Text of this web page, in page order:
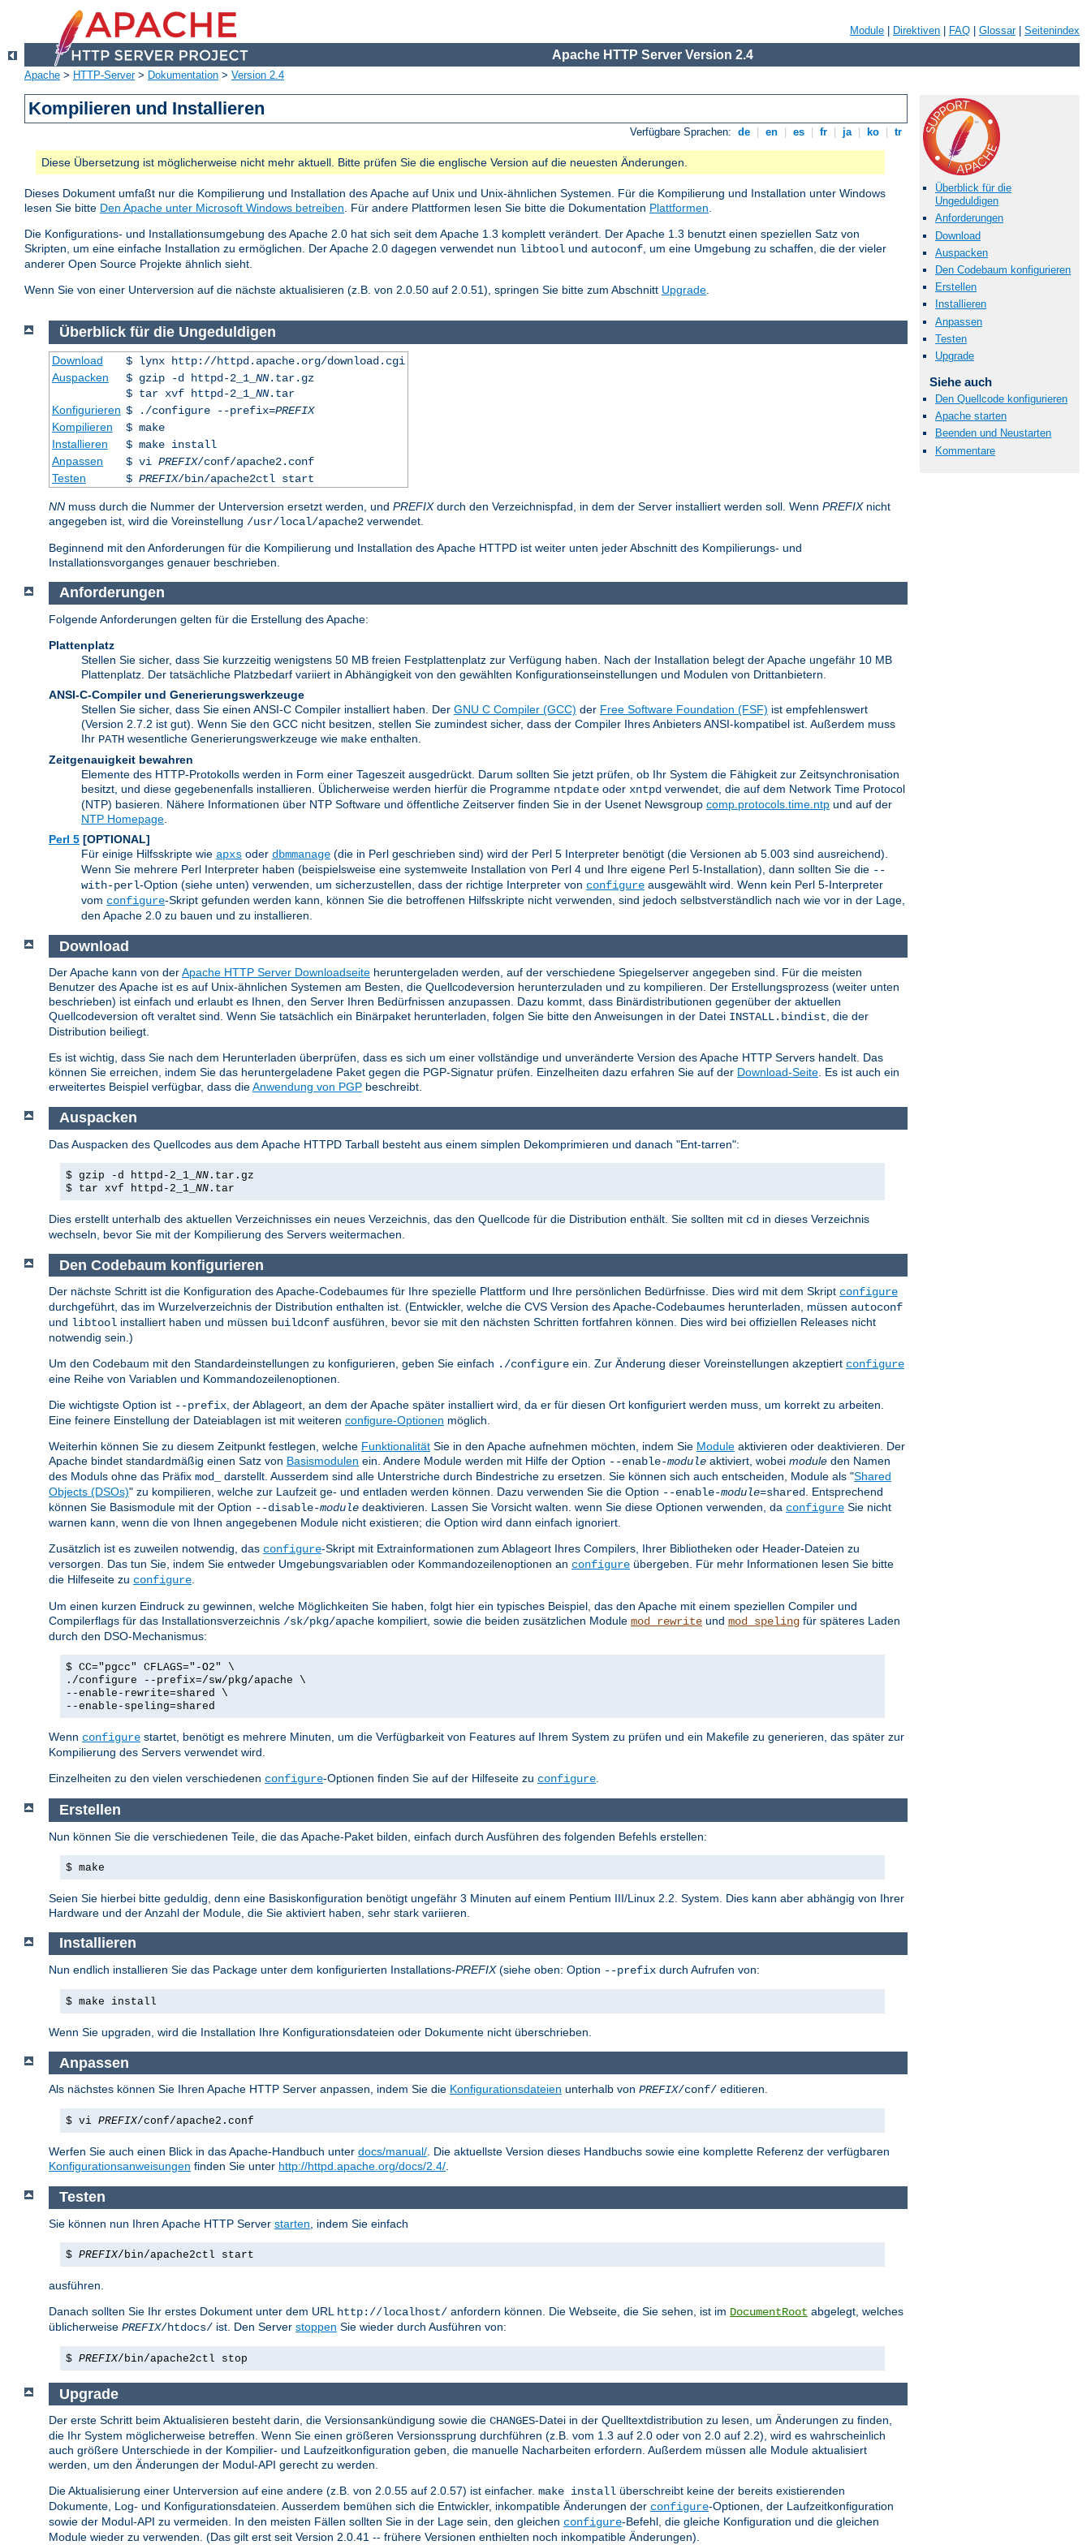
Module Direktiven FAQ Glossar| Seitenindex
Apache HTTP Server Version 2.4
Apache > HTTP-Server> Dokumentation > Version 2.4
Kompilieren und Installieren
Verfügbare Sprachen: de en es fr ja ko tr
Diese Übersetzung ist möglicherweise nicht mehr aktuell. Bitte prüfen Sie die englische Version auf die neuesten Änderungen.
Dieses Dokument umfaßt nur die Kompilierung und Installation des Apache auf Unix und Unix-ähnlichen Systemen. Für die Kompilierung und Installation unter Windows
lesen Sie bitte Den Apache unter Microsoft Windows betreiben. Für andere Plattformen lesen Sie bitte die Dokumentation Plattformen.
Die Konfigurations- und Installationsumgebung des Apache 2.0 hat sich seit dem Apache 1.3 komplett verändert. Der Apache 1.3 benutzt einen speziellen Satz von
Skripten, um eine einfache Installation zu ermöglichen. Der Apache 2.0 dagegen verwendet nun libtool und autoconf, um eine Umgebung zu schaffen, die der vieler
anderer Open Source Projekte ähnlich sieht.
Wenn Sie von einer Unterversion auf die nächste aktualisieren (z.B. von 2.0.50 auf 2.0.51), springen Sie bitte zum Abschnitt Upgrade.
Überblick für die
Ungeduldigen
Anforderungen
Download
Auspacken
Den Codebaum konfigurieren
Erstellen
Installieren
Anpassen
Testen
Upgrade
Siehe auch
Den Quellcode konfigurieren
Apache starten
Beenden und Neustarten
Kommentare
Überblick für die Ungeduldigen
Download
$ lynx http://httpd.apache.org/download.cgi
Auspacken
$ gzip -d httpd-2_1_ NN.tar.gz
$ tar xvf httpd-2_1_ NN.tar
Konfigurieren $ ./configure --prefix=PREFIX
Kompilieren
$ make
Installieren
$ make install
Anpassen
$ vi PREFIX/conf/apache2.conf
Testen
$ PREFIX/bin/apache2ctl start
NN muss durch die Nummer der Unterversion ersetzt werden, und PREFIXdurch den Verzeichnispfad, in dem der Server installiert werden soll. Wenn PREFIXnicht
angegeben ist, wird die Voreinstellung /usr/local/apache2 verwendet.
Beginnend mit den Anforderungen für die Kompilierung und Installation des Apache HTTPD ist weiter unten jeder Abschnitt des Kompilierungs- und
Installationsvorganges genauer beschrieben.
Anforderungen
Folgende Anforderungen gelten für die Erstellung des Apache:
Plattenplatz
Stellen Sie sicher, dass Sie kurzzeitig wenigstens 50 MB freien Festplattenplatz zur Verfügung haben. Nach der Installation belegt der Apache ungefähr 10 MB
Plattenplatz. Der tatsächliche Platzbedarf variiert in Abhängigkeit von den gewählten Konfigurationseinstellungen und Modulen von Drittanbietern.
ANSI-C-Compiler und Generierungswerkzeuge
Stellen Sie sicher, dass Sie einen ANSI-C Compiler installiert haben. Der GNU C Compiler (GCC) der Free Software Foundation (FSF) ist empfehlenswert
(Version 2.7.2 ist gut). Wenn Sie den GCC nicht besitzen, stellen Sie zumindest sicher, dass der Compiler Ihres Anbieters ANSI-kompatibel ist. Außerdem muss
Ihr PATH wesentliche Generierungswerkzeuge wie make enthalten.
Zeitgenauigkeit bewahren
Elemente des HTTP-Protokolls werden in Form einer Tageszeit ausgedrückt. Darum sollten Sie jetzt prüfen, ob Ihr System die Fähigkeit zur Zeitsynchronisation
besitzt, und diese gegebenenfalls installieren. Üblicherweise werden hierfür die Programme ntpdate oder xntpd verwendet, die auf dem Network Time Protocol
(NTP) basieren. Nähere Informationen über NTP Software und öffentliche Zeitserver finden Sie in der Usenet Newsgroup comp.protocols.time.ntp und auf der
NTP Homepage
Perl 5 [OPTIONAL]
Für einige Hilfsskripte wie apxs oder dbmmanage (die in Perl geschrieben sind) wird der Perl 5 Interpreter benötigt (die Versionen ab 5.003 sind ausreichend).
Wenn Sie mehrere Perl Interpreter haben (beispielsweise eine systemweite Installation von Perl 4 und Ihre eigene Perl 5-Installation), dann sollten Sie die --
with-perl-Option (siehe unten) verwenden, um sicherzustellen, dass der richtige Interpreter von configure ausgewählt wird. Wenn kein Perl 5-Interpreter
vom configure-Skript gefunden werden kann, können Sie die betroffenen Hilfsskripte nicht verwenden, sind jedoch selbstverständlich nach wie vor in der Lage,
den Apache 2.0 zu bauen und zu installieren.
Download
Der Apache kann von derApache HTTP Server Downloadseite heruntergeladen werden, auf der verschiedene Spiegelserver angegeben sind. Für die meisten
Benutzer des Apache ist es auf Unix-ähnlichen Systemen am Besten, die Quellcodeversion herunterzuladen und zu kompilieren. Der Erstellungsprozess (weiter unten
beschrieben) ist einfach und erlaubt es Ihnen, den Server Ihren Bedürfnissen anzupassen. Dazu kommt, dass Binärdistributionen gegenüber der aktuellen
Quellcodeversion oft veraltet sind. Wenn Sie tatsächlich ein Binärpaket herunterladen, folgen Sie bitte den Anweisungen in der Datei INSTALL.bindist, die der
Distribution beiliegt.
Es ist wichtig, dass Sie nach dem Herunterladen überprüfen, dass es sich um einer vollständige und unveränderte Version des Apache HTTP Servers handelt. Das
können Sie erreichen, indem Sie das heruntergeladene Paket gegen die PGP-Signatur prüfen. Einzelheiten dazu erfahren Sie auf der Download-Seite. Es ist auch ein
erweitertes Beispiel verfügbar, dass dieAnwendung von PGP beschreibt.
Auspacken
Das Auspacken des Quellcodes aus dem Apache HTTPD Tarball besteht aus einem simplen Dekomprimieren und danach "Ent-tarren":
$ gzip -d httpd-2_1_ NN .tar.gz
$ tar xvf httpd-2_1_ NN .tar
Dies erstellt unterhalb des aktuellen Verzeichnisses ein neues Verzeichnis, das den Quellcode für die Distribution enthält. Sie sollten mit cd in dieses Verzeichnis
wechseln, bevor Sie mit der Kompilierung des Servers weitermachen.
Den Codebaum konfigurieren
Der nächste Schritt ist die Konfiguration des Apache-Codebaumes für Ihre spezielle Plattform und Ihre persönlichen Bedürfnisse. Dies wird mit dem Skript configure
durchgeführt, das im Wurzelverzeichnis der Distribution enthalten ist. (Entwickler, welche die CVS Version des Apache-Codebaumes herunterladen, müssen autoconf
und libtool installiert haben und müssen buildconf ausführen, bevor sie mit den nächsten Schritten fortfahren können. Dies wird bei offiziellen Releases nicht
notwendig sein.)
Um den Codebaum mit den Standardeinstellungen zu konfigurieren, geben Sie einfach ./configure ein. Zur Änderung dieser Voreinstellungen akzeptiert configure
eine Reihe von Variablen und Kommandozeilenoptionen.
Die wichtigste Option ist --prefix, der Ablageort, an dem der Apache später installiert wird, da er für diesen Ort konfiguriert werden muss, um korrekt zu arbeiten.
Eine feinere Einstellung der Dateiablagen ist mit weiteren configure-Optionen möglich.
Weiterhin können Sie zu diesem Zeitpunkt festlegen, welche Funktionalität Sie in den Apache aufnehmen möchten, indem Sie Module aktivieren oder deaktivieren. Der
Apache bindet standardmäßig einen Satz von Basismodulen ein. Andere Module werden mit Hilfe der Option --enable-module aktiviert, wobei module den Namen
des Moduls ohne das Präfix mod_ darstellt. Ausserdem sind alle Unterstriche durch Bindestriche zu ersetzen. Sie können sich auch entscheiden, Module als "Shared
Objects (DSOs)" zu kompilieren, welche zur Laufzeit ge- und entladen werden können. Dazu verwenden Sie die Option --enable-module=shared. Entsprechend
können Sie Basismodule mit der Option --disable-module deaktivieren. Lassen Sie Vorsicht walten. wenn Sie diese Optionen verwenden, da configure Sie nicht
warnen kann, wenn die von Ihnen angegebenen Module nicht existieren; die Option wird dann einfach ignoriert.
Zusätzlich ist es zuweilen notwendig, das configure-Skript mit Extrainformationen zum Ablageort Ihres Compilers, Ihrer Bibliotheken oder Header-Dateien zu
versorgen. Das tun Sie, indem Sie entweder Umgebungsvariablen oder Kommandozeilenoptionen an configure übergeben. Für mehr Informationen lesen Sie bitte
die Hilfeseite zu configure.
Um einen kurzen Eindruck zu gewinnen, welche Möglichkeiten Sie haben, folgt hier ein typisches Beispiel, das den Apache mit einem speziellen Compiler und
Compilerflags für das Installationsverzeichnis /sk/pkg/apache kompiliert, sowie die beiden zusätzlichen Module mod_rewrite und mod_speling für späteres Laden
durch den DSO-Mechanismus:
$ CC="pgcc" CFLAGS="-O2" \
./configure --prefix=/sw/pkg/apache \
--enable-rewrite=shared \
--enable-speling=shared
Wenn configure startet, benötigt es mehrere Minuten, um die Verfügbarkeit von Features auf Ihrem System zu prüfen und ein Makefile zu generieren, das später zur
Kompilierung des Servers verwendet wird.
Einzelheiten zu den vielen verschiedenen configure-Optionen finden Sie auf der Hilfeseite zu configure.
Erstellen
Nun können Sie die verschiedenen Teile, die das Apache-Paket bilden, einfach durch Ausführen des folgenden Befehls erstellen:
$ make
Seien Sie hierbei bitte geduldig, denn eine Basiskonfiguration benötigt ungefähr 3 Minuten auf einem Pentium III/Linux 2.2. System. Dies kann aber abhängig von Ihrer
Hardware und der Anzahl der Module, die Sie aktiviert haben, sehr stark variieren.
Installieren
Nun endlich installieren Sie das Package unter dem konfigurierten Installations-PREFIX(siehe oben: Option --prefix durch Aufrufen von:
$ make install
Wenn Sie upgraden, wird die Installation Ihre Konfigurationsdateien oder Dokumente nicht überschrieben.
Anpassen
Als nächstes können Sie Ihren Apache HTTP Server anpassen, indem Sie die Konfigurationsdateien unterhalb von PREFIX/conf/ editieren.
$ vi PREFIX/conf/apache2.conf
Werfen Sie auch einen Blick in das Apache-Handbuch unter docs/manual/. Die aktuellste Version dieses Handbuchs sowie eine komplette Referenz der verfügbaren
Konfigurationsanweisungen finden Sie unter http://httpd.apache.org/docs/2.4/.
Testen
Sie können nun Ihren Apache HTTP Server starten , indem Sie einfach
$ PREFIX/bin/apache2ctl start
ausführen.
Danach sollten Sie Ihr erstes Dokument unter dem URL
http://localhost/ anfordern können. Die Webseite, die Sie sehen, ist im DocumentRoot abgelegt, welches
üblicherweise PREFIX/htdocs/ ist. Den Server stoppen Sie wieder durch Ausführen von:
$ PREFIX/bin/apache2ctl stop
Upgrade
Der erste Schritt beim Aktualisieren besteht darin, die Versionsankündigung sowie die CHANGES-Datei in der Quelltextdistribution zu lesen, um Änderungen zu finden,
die Ihr System möglicherweise betreffen. Wenn Sie einen größeren Versionssprung durchführen (z.B. vom 1.3 auf 2.0 oder von 2.0 auf 2.2), wird es wahrscheinlich
auch größere Unterschiede in der Kompilier- und Laufzeitkonfiguration geben, die manuelle Nacharbeiten erfordern. Außerdem müssen alle Module aktualisiert
werden, um den Änderungen der Modul-API gerecht zu werden.
Die Aktualisierung einer Unterversion auf eine andere (z.B. von 2.0.55 auf 2.0.57) ist einfacher. make install überschreibt keine der bereits existierenden
Dokumente, Log- und Konfigurationsdateien. Ausserdem bemühen sich die Entwickler, inkompatible Änderungen der configure-Optionen, der Laufzeitkonfiguration
sowie der Modul-API zu vermeiden. In den meisten Fällen sollten Sie in der Lage sein, den gleichen configure-Befehl, die gleiche Konfiguration und die gleichen
Module wieder zu verwenden. (Das gilt erst seit Version 2.0.41 -- frühere Versionen enthielten noch inkompatible Änderungen).